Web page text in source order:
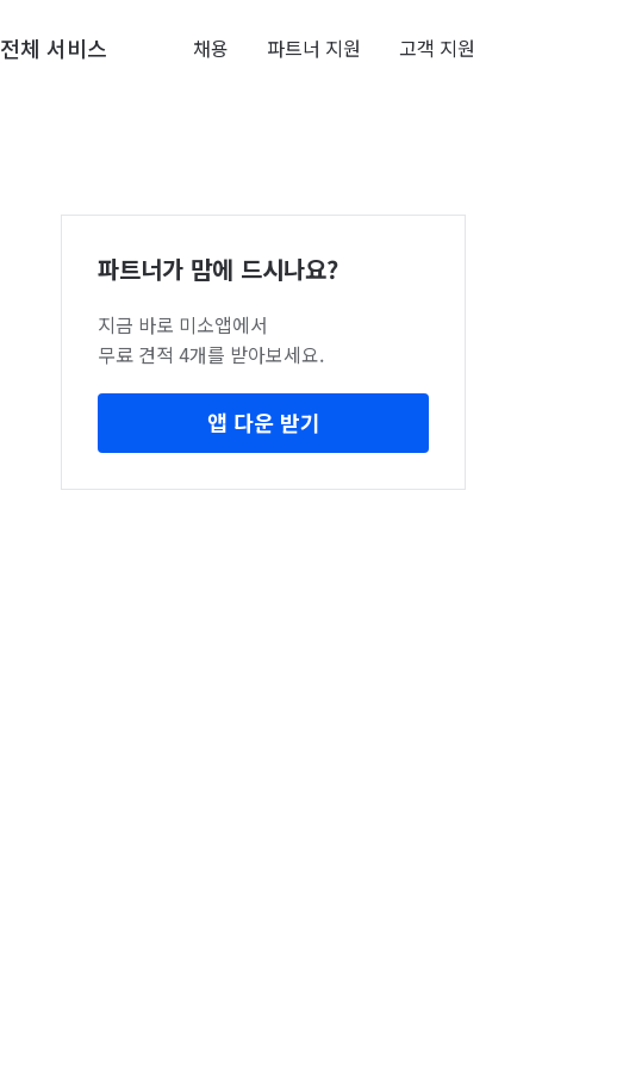
전체 서비스 채용 파트너 지원 고객 지원
파트너가 맘에 드시나요?
지금 바로 미소앱에서
무료 견적 4개를 받아보세요.
앱 다운 받기